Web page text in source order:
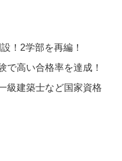
！2学部を再編！
で高い合格率を達成！
級建築士など国家資格